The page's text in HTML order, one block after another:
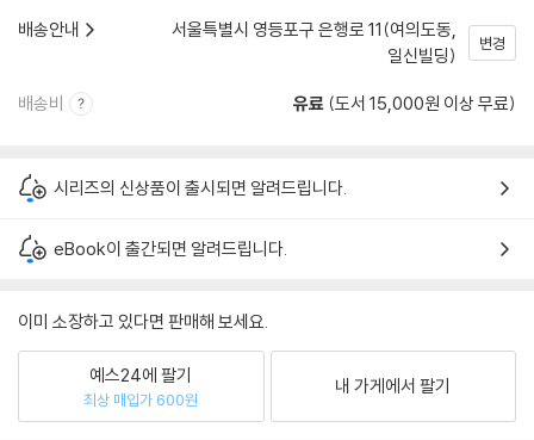
배송안내
서울특별시 영등포구 은행로 11(여의도동,
일신빌딩)
변경
배송비 유료 (도서 15,000원 이상 무료)
시리즈의 신상품이 출시되면 알려드립니다.
eBook이 출간되면 알려드립니다.
이미 소장하고 있다면 판매해 보세요.
예스24에 팔기
최상 매입가 600원
내 가게에서 팔기